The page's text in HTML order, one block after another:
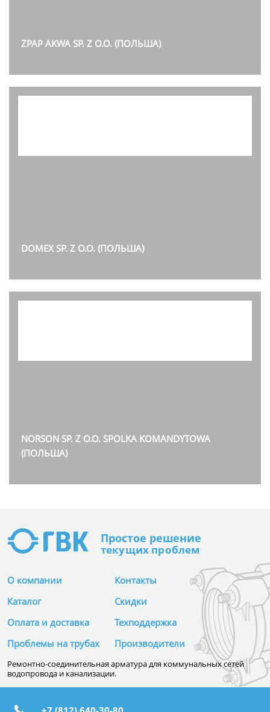
ZPAP AKWA SP. Z O.O. (ПОЛЬША)
DOMEX SP. Z O.O. (ПОЛЬША)
NORSON SP. Z O.O. SPOLKA KOMANDYTOWA
(ПОЛЬША)
Простое решение
текущих проблем
О компании
Каталог
Оплата и доставка
Скидки
Техподдержка
Производители
Проблемы на трубах
Контакты
Ремонтно-соединительная арматура для коммунальных сетей
водопровода и канализации.